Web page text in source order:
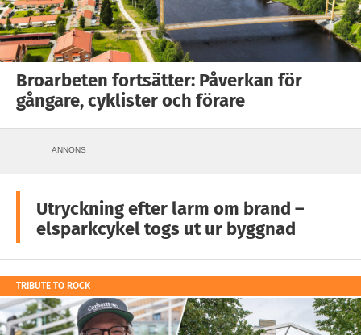
Broarbeten fortsätter: Påverkan för
gångare, cyklister och förare
ANNONS
Utryckning efter larm om brand –
elsparkcykel togs ut ur byggnad
TRIBUTE TO ROCK